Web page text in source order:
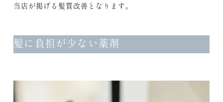
当店が掲げる髪質改善となります。
髪に負担が少ない薬剤